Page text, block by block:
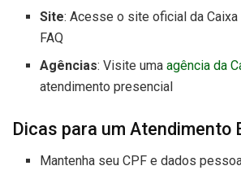
Site: Acesse o site oficial da
FAQ
Agências: Visite umaagência da
atendimento presencial
Dicas para um Atendimento
Mantenha seu CPF e dados